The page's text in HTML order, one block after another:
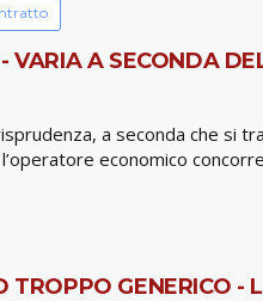
A SECONDA
a seconda che si
economico
GENERICO -